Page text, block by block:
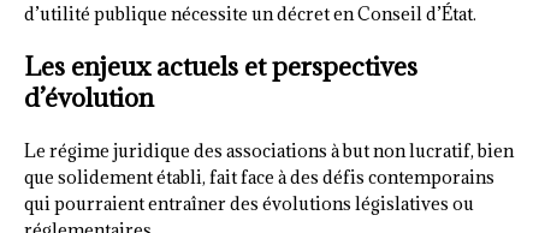
d’utilité publique nécessite un décret en Conseil d’État.
Les enjeux actuels et perspectives
d’évolution
Le régime juridique des associations à but non lucratif, bien
que solidement établi, fait face à des défis contemporains
qui pourraient entraîner des évolutions législatives ou